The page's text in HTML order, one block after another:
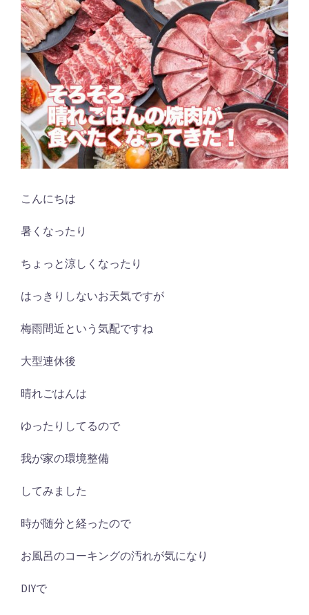
こんにちは
暑くなったり
ちょっと涼しくなったり
はっきりしないお天気ですが
梅雨間近という気配ですね
大型連休後
晴れごはんは
ゆったりしてるので
我が家の環境整備
してみました
時が随分と経ったので
お風呂のコーキングの汚れが気になり
DIYで